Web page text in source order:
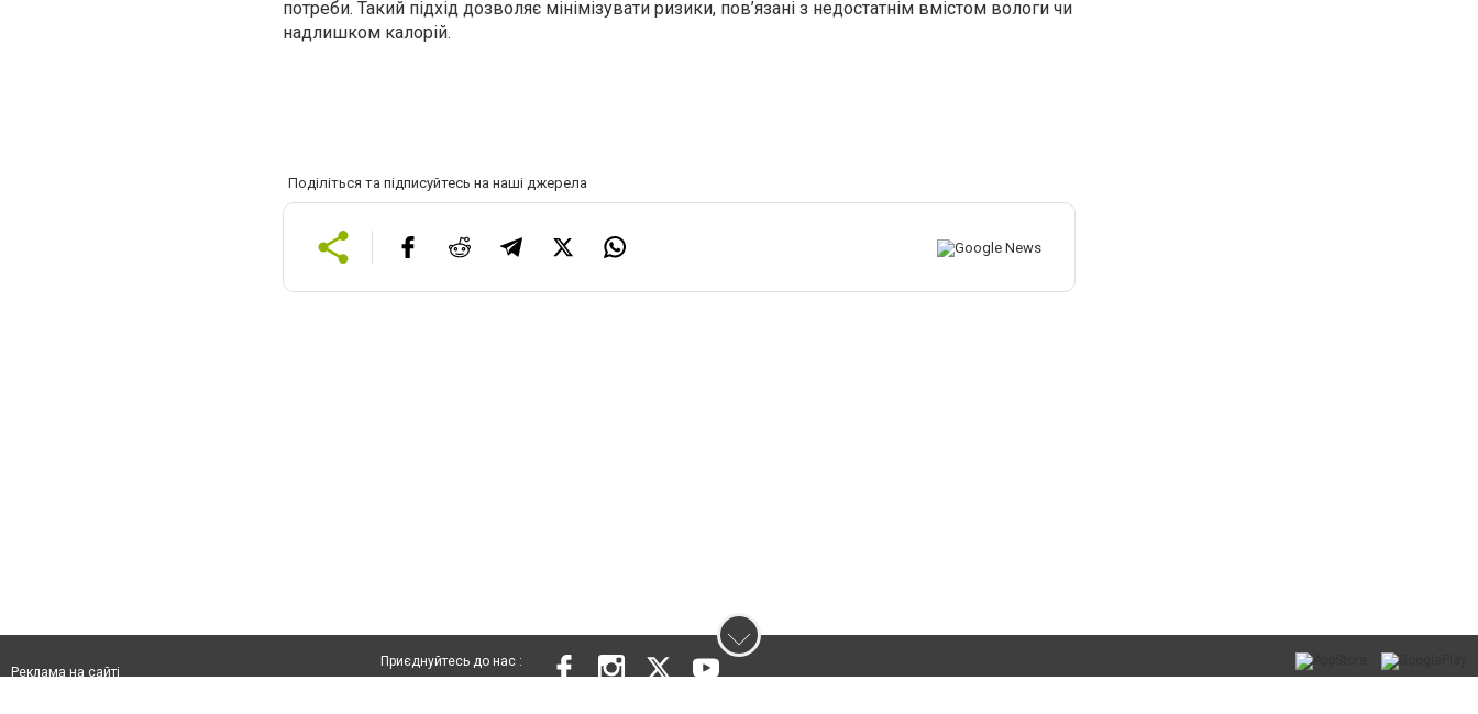
потреби. Такий підхід дозволяє мінімізувати ризики, пов’язані з недостатнім вмістом вологи чи
надлишком калорій.
Поділіться та підписуйтесь на наші джерела
Реклама на сайті
Приєднуйтесь до нас :